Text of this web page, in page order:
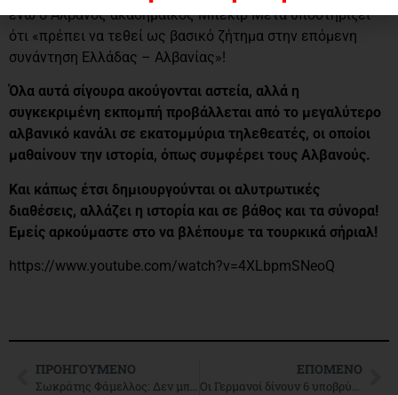
ενώ ο Αλβανός ακαδημαϊκός Μπεκίρ Μέτα υποστηρίζει
ότι «πρέπει να τεθεί ως βασικό ζήτημα στην επόμενη
συνάντηση Ελλάδας – Αλβανίας»!
Όλα αυτά σίγουρα ακούγονται αστεία, αλλά η
συγκεκριμένη εκπομπή προβάλλεται από το μεγαλύτερο
αλβανικό κανάλι σε εκατομμύρια τηλεθεατές, οι οποίοι
μαθαίνουν την ιστορία, όπως συμφέρει τους Αλβανούς.
Και κάπως έτσι δημιουργούνται οι αλυτρωτικές
διαθέσεις, αλλάζει η ιστορία και σε βάθος και τα σύνορα!
Εμείς αρκούμαστε στο να βλέπουμε τα τουρκικά σήριαλ!
https://www.youtube.com/watch?v=4XLbpmSNeoQ
ΠΡΟΗΓΟΎΜΕΝΟ
Σωκράτης Φάμελλος: Δεν μπαίνει θέμα ημερομηνίας εκλογών
ΕΠΌΜΕΝΟ
Οι Γερμανοί δίνουν 6 υποβρύχια στους Τούρκους